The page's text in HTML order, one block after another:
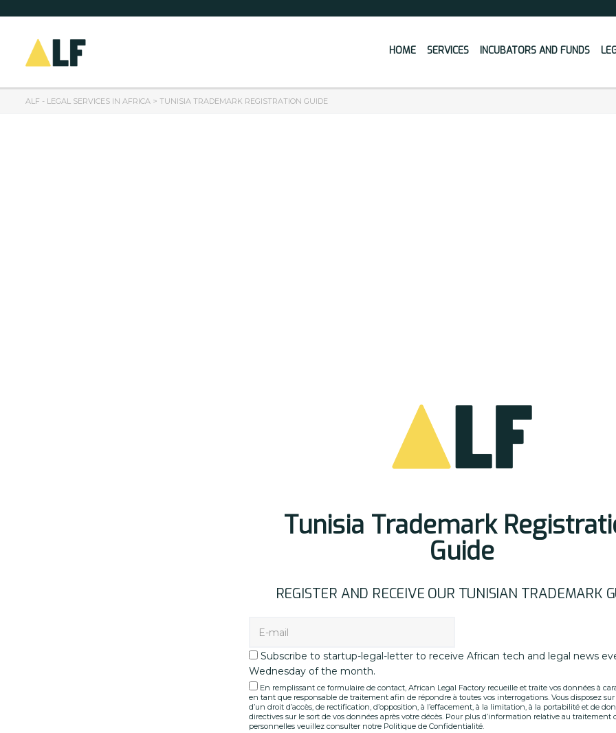
HOME SERVICES INCUBATORS AND FUNDS
ALF - LEGAL SERVICES IN AFRICA > TUNISIA TRADEMARK REGISTRATION GUIDE
Tunisia Trademark
Guide
REGISTER AND RECEIVE OUR TUNISIAN TRADEMARK
Subscribe to startup-legal-letter to receive African tech and legal news
Wednesday of the month.
En remplissant ce formulaire de contact, African Legal Factory recueille et traite vos données à
en tant que responsable de traitement afin de répondre à toutes vos interrogations. Vous disposez
d’un droit d’accès, de rectification, d’opposition, à l’effacement, à la limitation, à la portabilité et de
directives sur le sort de vos données après votre décès. Pour plus d’information relative au traitement
personnelles veuillez consulter notre Politique de Confidentialité.